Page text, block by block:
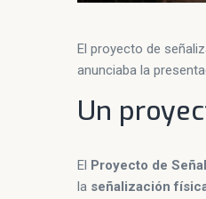
El proyecto de
anunciaba la
Un
El Proyecto de
la señalización